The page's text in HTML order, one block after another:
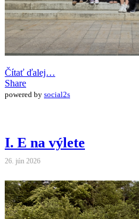
Čítať ďalej…
Share
powered by social2s
I. E na výlete
26. jún 2026